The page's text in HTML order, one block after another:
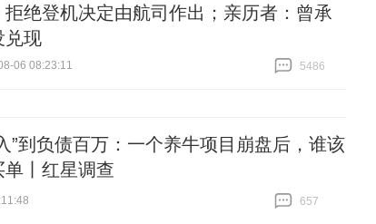
绝登机决定由航司作出；亲历者：曾承
兑现
06 08:23:11
5486
”到负债百万：一个养牛项目崩盘后，谁该
丨红星调查
657